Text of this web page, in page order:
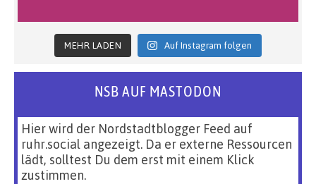
MEHR LADEN Auf Instagram folgen
NSB AUF MASTODON
Hier wird der Nordstadtblogger Feed auf
ruhr.social angezeigt. Da er externe Ressourcen
lädt, solltest Du dem erst mit einem Klick
zustimmen.